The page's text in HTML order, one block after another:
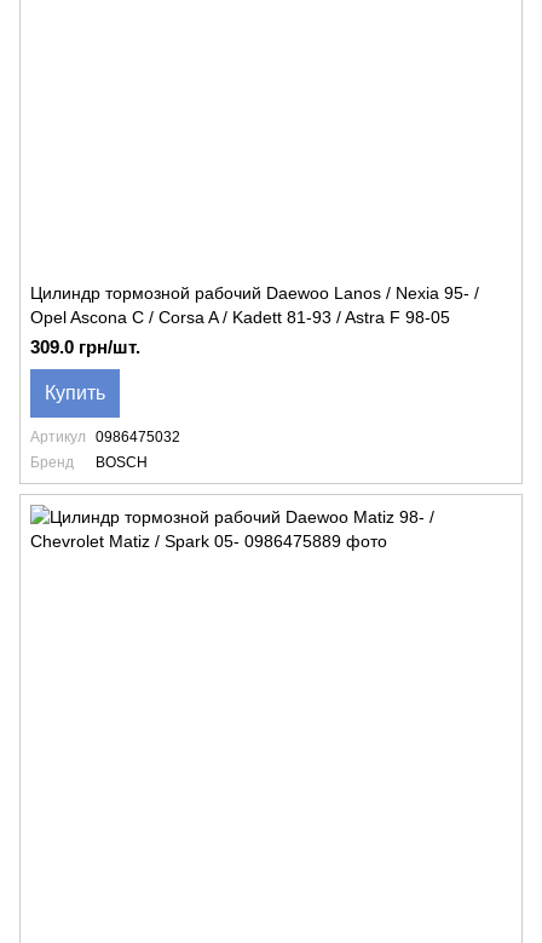
Цилиндр тормозной рабочий Daewoo Lanos / Nexia 95- /
Opel Ascona C / Corsa A / Kadett 81-93 / Astra F 98-05
309.0 грн/шт.
Купить
Артикул
0986475032
Бренд
BOSCH